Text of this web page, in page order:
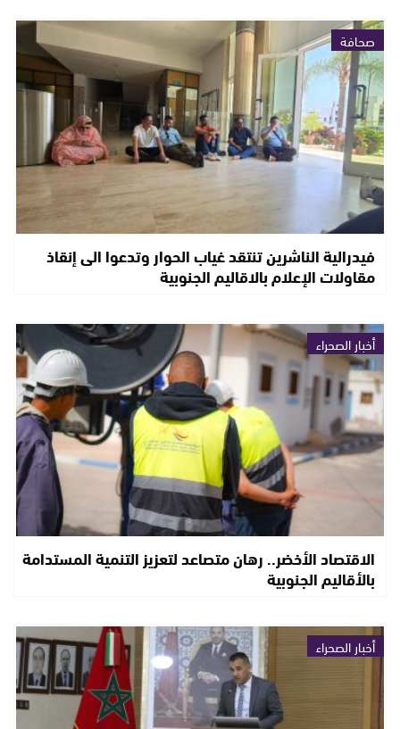
صحافة
فيدرالية الناشرين تنتقد غياب الحوار وتدعوا الى إنقاذ
مقاولات الإعلام بالاقاليم الجنوبية
أخبار الصحراء
الاقتصاد الأخضر.. رهان متصاعد لتعزيز التنمية المستدامة
بالأقاليم الجنوبية
أخبار الصحراء